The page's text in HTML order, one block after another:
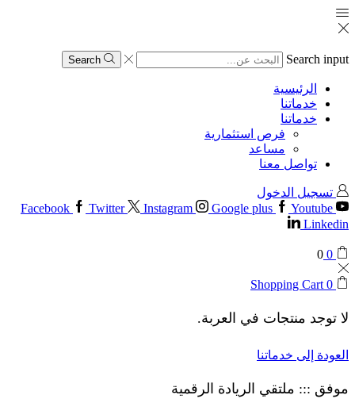
Search input
Search
الرئيسية
خدماتنا
خدماتنا
فرص استثمارية
مساعد
تواصل معنا
تسجيل الدخول
Facebook
Twitter Instagram Google plus
Youtube
Linkedin
0
0
0
Shopping Cart
لا توجد منتجات في العربة.
العودة إلى خدماتنا
موفق ::: ملتقي الريادة الرقمية